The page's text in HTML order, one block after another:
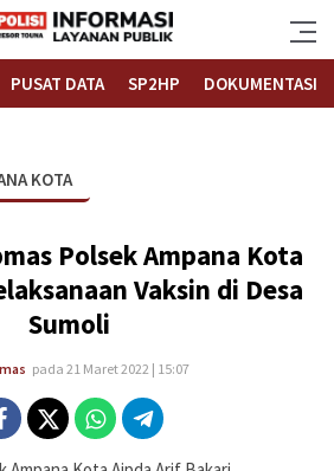
Polrestouna.com
Layanan Publik
PUSAT DATA SP2HP DOKUMENTASI
KOTA
Polsek Ampana Kota
Vaksin di Desa
Sumoli
pada 21 Maret 2022 | 15:07